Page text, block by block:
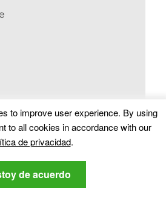
to improve user experience. By using
to all cookies in accordance with our
de privacidad.
de acuerdo